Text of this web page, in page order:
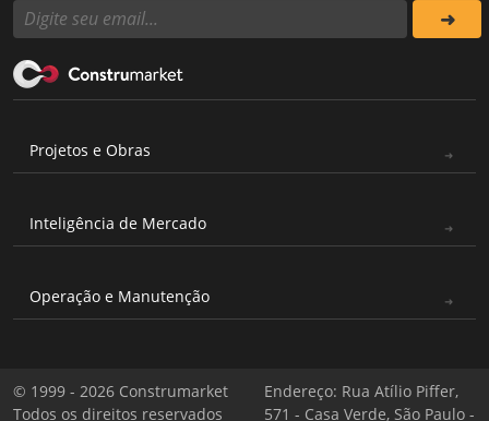
Projetos e Obras
Inteligência de Mercado
Operação e Manutenção
© 1999 - 2026 Construmarket
Todos os direitos reservados
Endereço: Rua Atílio Piffer,
571 - Casa Verde, São Paulo -